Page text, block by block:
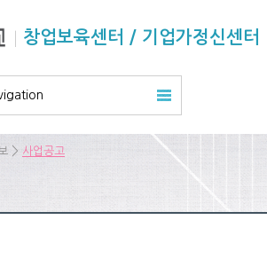
창업보육센터 / 기업가정신센터
> 사업공고